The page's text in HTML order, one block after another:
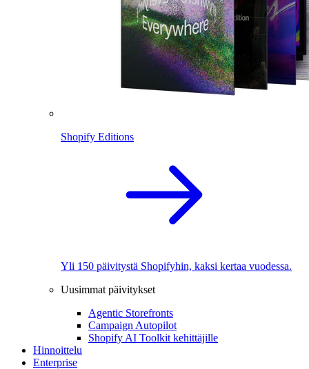
Shopify Editions
Yli 150 päivitystä Shopifyhin, kaksi kertaa vuodessa.
Uusimmat päivitykset
Agentic Storefronts
Campaign Autopilot
Shopify AI Toolkit kehittäjille
Hinnoittelu
Enterprise